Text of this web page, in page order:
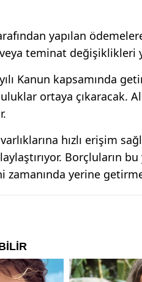
yapılan
teminat değişiklikleri
Kanun kapsamında
ortaya çıkaracak.
hızlı erişim
Borçluların
yerine